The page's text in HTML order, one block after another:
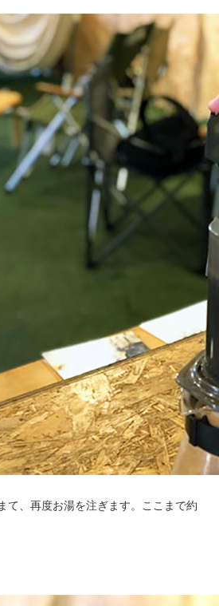
て、再度お湯を注ぎます。ここまで約